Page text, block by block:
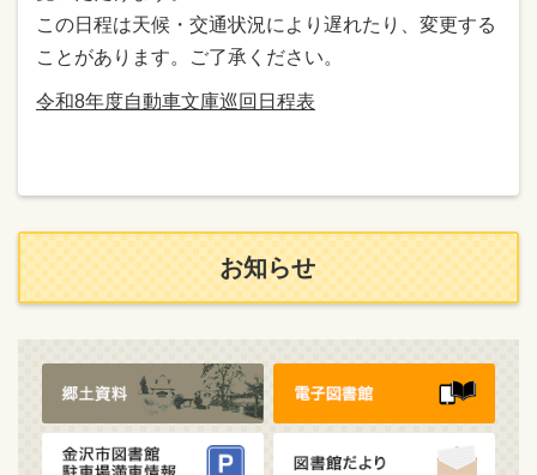
この日程は天候・交通状況により遅れたり、変更する
ことがあります。ご了承ください。
令和8年度自動車文庫巡回日程表
お知らせ